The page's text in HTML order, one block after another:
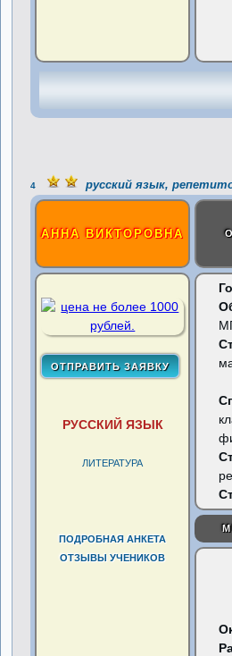
4 русский язык,
АННА ВИКТОРОВНА
РУССКИЙ ЯЗЫК
ЛИТЕРАТУРА
ПОДРОБНАЯ АНКЕТА
ОТЗЫВЫ УЧЕНИКОВ